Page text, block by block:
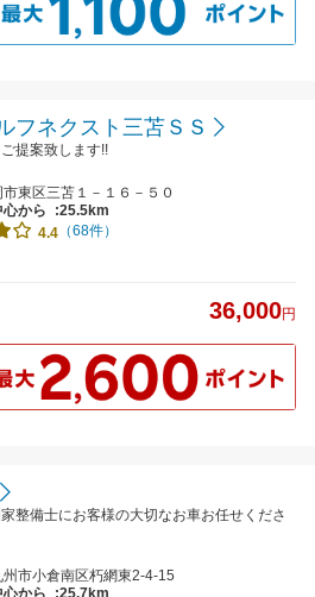
フネクスト三苫ＳＳ
提案致します!!
東区三苫１－１６－５０
心から
:25.5km
4.4 （68件）
36,000円
整備士にお客様の大切なお車お任せくださ
市小倉南区朽網東2-4-15
心から
:25.7km